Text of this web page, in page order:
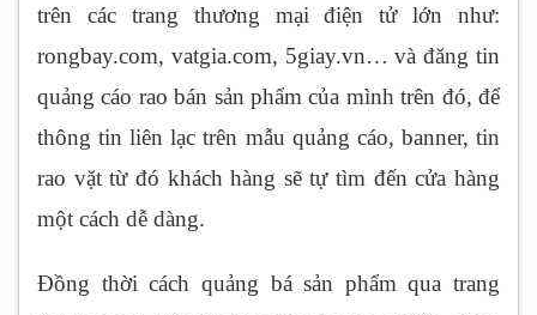
trên các trang thương mại điện tử lớn như:
rongbay.com, vatgia.com, 5giay.vn… và đăng tin
quảng cáo rao bán sản phẩm của mình trên đó, để
thông tin liên lạc trên mẫu quảng cáo, banner, tin
rao vặt từ đó khách hàng sẽ tự tìm đến cửa hàng
một cách dễ dàng.
Đồng thời cách quảng bá sản phẩm qua trang